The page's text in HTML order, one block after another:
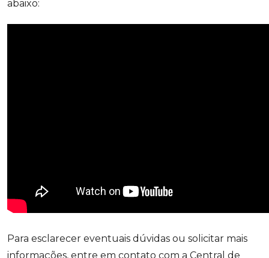
abaixo:
Para esclarecer eventuais dúvidas ou solicitar mais
informações, entre em contato com a Central de